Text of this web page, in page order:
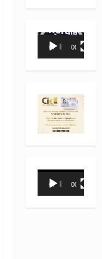
Reproductor
00:00 00:35
Reproductor
00:00 00:31